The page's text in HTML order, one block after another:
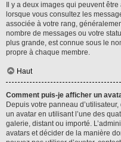
Il y a deux images qui peuvent
lorsque vous consultez les
associée à votre rang,
nombre de messages ou votre
plus grande, est connue sous le
propre à chaque membre.
Haut
Comment puis-je afficher un
Depuis votre panneau
un avatar en utilisant l’une des
galerie, distant ou importé.
avatars et décider de la manière